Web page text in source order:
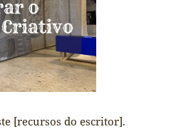
[recursos do escritor].